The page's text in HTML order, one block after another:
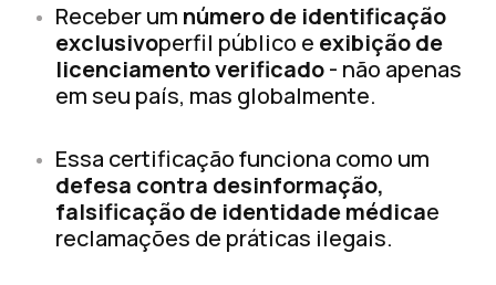
Receber um número de identificação
exclusivoperfil público e exibição de
licenciamento verificado- não apenas
em seu país, mas globalmente.
Essa certificação funciona como um
defesa contra desinformação,
falsificação de identidade médicae
reclamações de práticas ilegais.